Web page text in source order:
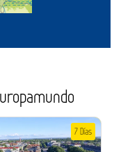
7 Días